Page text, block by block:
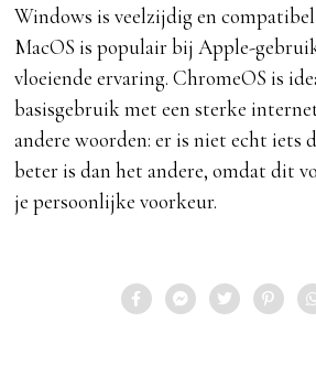
Windows is veelzijdig en
MacOS is populair bij Apple-
vloeiende ervaring. ChromeOS is
basisgebruik met een sterke
andere woorden: er is niet echt iets
beter is dan het andere, omdat dit
je persoonlijke voorkeur.